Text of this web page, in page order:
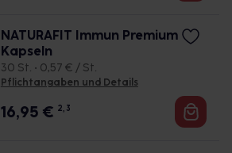
NATURAFIT Immun Premium
Kapseln
30 St. • 0,57 € / St.
Pflichtangaben und Details
16,95 € 2, 3